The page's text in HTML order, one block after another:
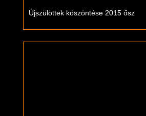
Újszülöttek köszöntése 2015 ősz